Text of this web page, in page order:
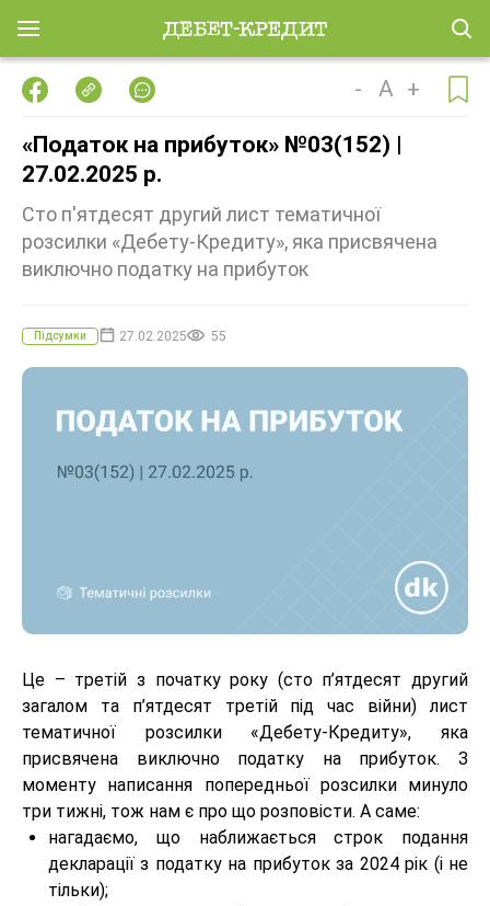
- A +
«Податок на прибуток» №03(152) |
27.02.2025 р.
Сто п'ятдесят другий лист тематичної
розсилки «Дебету-Кредиту», яка присвячена
виключно податку на прибуток
Підсумки 27.02.2025 55
Це – третій з початку року (сто п’ятдесят другий
загалом та п’ятдесят третій під час війни) лист
тематичної розсилки «Дебету-Кредиту», яка
присвячена виключно податку на прибуток. З
моменту написання попередньої розсилки минуло
три тижні, тож нам є про що розповісти. А саме:
нагадаємо, що наближається строк подання
декларації з податку на прибуток за 2024 рік (і не
тільки);